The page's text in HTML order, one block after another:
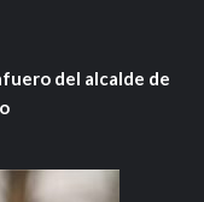
del alcalde de